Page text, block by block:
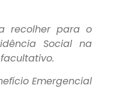
recolher para o
Social na
Emergencial